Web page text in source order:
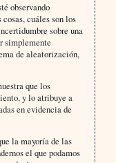
observando
cuáles son los
sobre una
simplemente
de aleatorización,
que los
y lo atribuye a
en evidencia de
la mayoría de las
el que podamos